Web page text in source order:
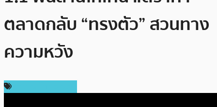
ตลาดกลับ “ทรงตัว” สวนทาง
ความหวัง